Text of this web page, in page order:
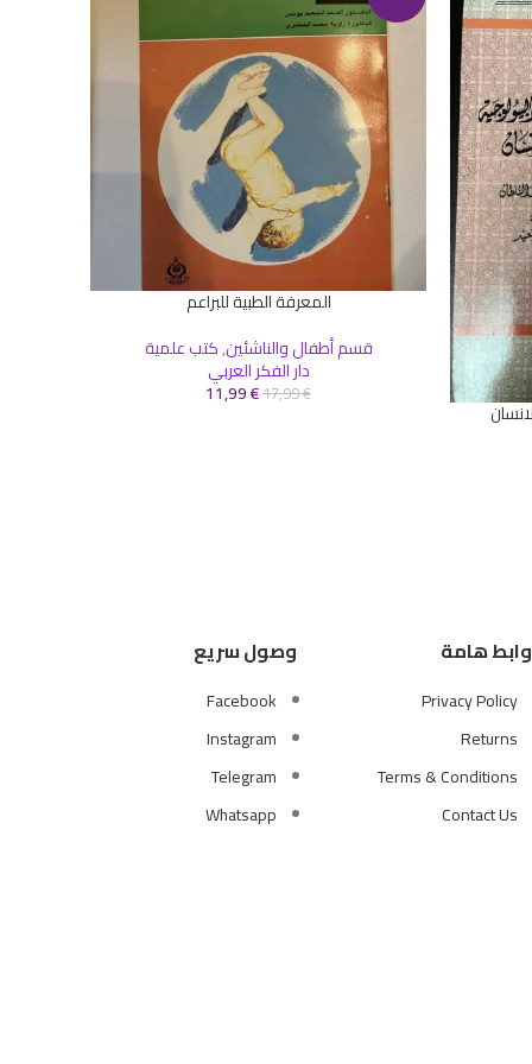
إضافة إلى السلةالمعرفة الطبية للبراعم
قسم أطفال والناشئين,كتب علمية
دار الفكر العربي
17,99€
11,99€
هامة
Privacy Policy
Returns
Terms & Conditions
Contact Us
وصول سريع
Facebook
Instagram
Telegram
Whatsapp